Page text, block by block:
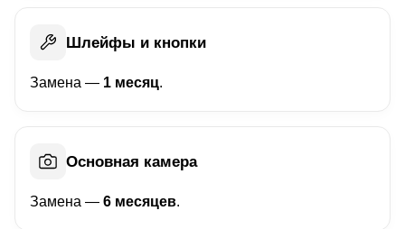
Шлейфы и кнопки
Замена — 1 месяц.
Основная камера
Замена — 6 месяцев.